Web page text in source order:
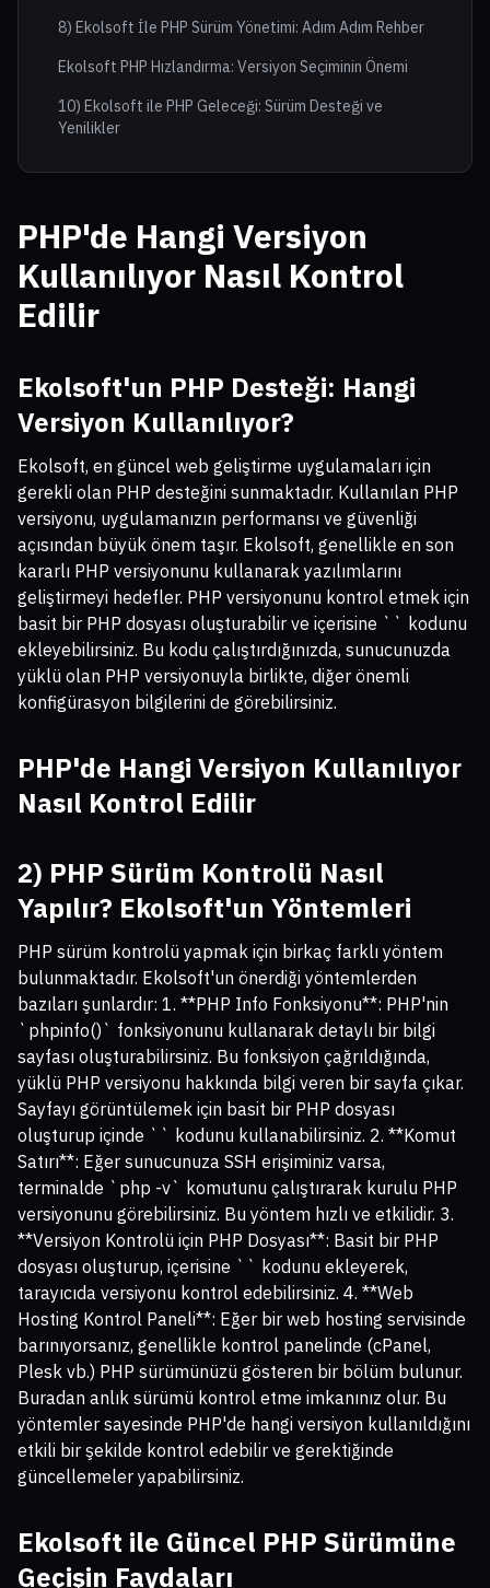
8) Ekolsoft İle PHP Sürüm Yönetimi: Adım Adım Rehber
Ekolsoft PHP Hızlandırma: Versiyon Seçiminin Önemi
10) Ekolsoft ile PHP Geleceği: Sürüm Desteği ve
Yenilikler
PHP'de Hangi Versiyon
Kullanılıyor Nasıl Kontrol
Edilir
Ekolsoft'un PHP Desteği: Hangi
Versiyon Kullanılıyor?
Ekolsoft, en güncel web geliştirme uygulamaları için
gerekli olan PHP desteğini sunmaktadır. Kullanılan PHP
versiyonu, uygulamanızın performansı ve güvenliği
açısından büyük önem taşır. Ekolsoft, genellikle en son
kararlı PHP versiyonunu kullanarak yazılımlarını
geliştirmeyi hedefler. PHP versiyonunu kontrol etmek için
basit bir PHP dosyası oluşturabilir ve içerisine ` ` kodunu
ekleyebilirsiniz. Bu kodu çalıştırdığınızda, sunucunuzda
yüklü olan PHP versiyonuyla birlikte, diğer önemli
konfigürasyon bilgilerini de görebilirsiniz.
PHP'de Hangi Versiyon Kullanılıyor
Nasıl Kontrol Edilir
2) PHP Sürüm Kontrolü Nasıl
Yapılır? Ekolsoft'un Yöntemleri
PHP sürüm kontrolü yapmak için birkaç farklı yöntem
bulunmaktadır. Ekolsoft'un önerdiği yöntemlerden
bazıları şunlardır: 1. **PHP Info Fonksiyonu**: PHP'nin
`phpinfo()` fonksiyonunu kullanarak detaylı bir bilgi
sayfası oluşturabilirsiniz. Bu fonksiyon çağrıldığında,
yüklü PHP versiyonu hakkında bilgi veren bir sayfa çıkar.
Sayfayı görüntülemek için basit bir PHP dosyası
oluşturup içinde ` ` kodunu kullanabilirsiniz. 2. **Komut
Satırı**: Eğer sunucunuza SSH erişiminiz varsa,
terminalde `php -v` komutunu çalıştırarak kurulu PHP
versiyonunu görebilirsiniz. Bu yöntem hızlı ve etkilidir. 3.
**Versiyon Kontrolü için PHP Dosyası**: Basit bir PHP
dosyası oluşturup, içerisine ` ` kodunu ekleyerek,
tarayıcıda versiyonu kontrol edebilirsiniz. 4. **Web
Hosting Kontrol Paneli**: Eğer bir web hosting servisinde
barınıyorsanız, genellikle kontrol panelinde (cPanel,
Plesk vb.) PHP sürümünüzü gösteren bir bölüm bulunur.
Buradan anlık sürümü kontrol etme imkanınız olur. Bu
yöntemler sayesinde PHP'de hangi versiyon kullanıldığını
etkili bir şekilde kontrol edebilir ve gerektiğinde
güncellemeler yapabilirsiniz.
Ekolsoft ile Güncel PHP Sürümüne
Geçişin Faydaları